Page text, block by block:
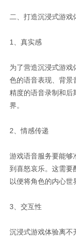
二、打造沉浸式游戏
1、真实感
为了营造沉浸式游戏
色的语音表现、背景
精度的语音录制和后
界。
2、情感传递
游戏语音服务要能够
到喜怒哀乐。这需要
以便将角色的内心世
3、交互性
沉浸式游戏体验离不